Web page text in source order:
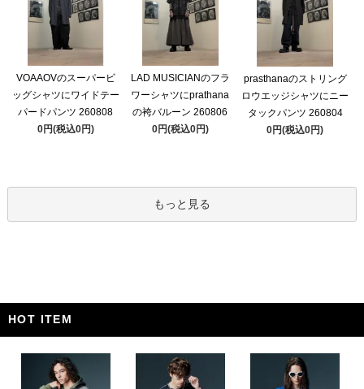
VOAAOVのスーパービ
ッグシャツにワイドテー
パードパンツ 260808
0円(税込0円)
LAD MUSICIANのフラ
ワーシャツにprathana
の袴バルーン 260806
0円(税込0円)
prasthanaのストリング
ロウエッジシャツにニー
タックパンツ 260804
0円(税込0円)
もっと見る
HOT ITEM